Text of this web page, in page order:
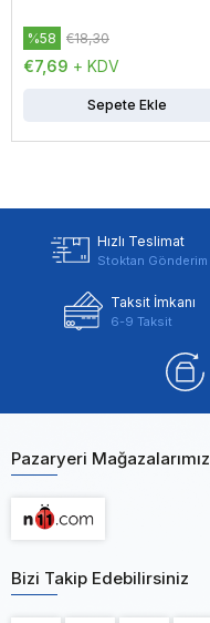
€7,69 + KDV
%58 €18,30
Sepete Ekle
Hızlı Teslimat
Stoktan Gönderim
Taksit İmkanı
6-9 Taksit
Pazaryeri Mağazalarımız
Bizi Takip Edebilirsiniz